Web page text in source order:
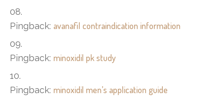
Pingback: avanafil contraindication information
Pingback: minoxidil pk study
Pingback: minoxidil men’s application guide